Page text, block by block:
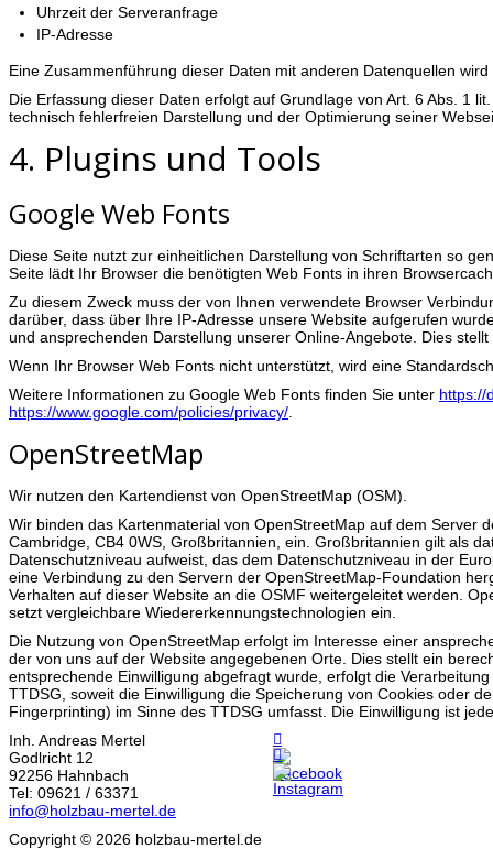
Uhrzeit der Serveranfrage
IP-Adresse
Eine Zusammenführung dieser Daten mit anderen Datenquellen
Die Erfassung dieser Daten erfolgt auf Grundlage von Art. 6 Abs. 1
technisch fehlerfreien Darstellung und der Optimierung seiner
4. Plugins und Tools
Google Web Fonts
Diese Seite nutzt zur einheitlichen Darstellung von Schriftarten so
Seite lädt Ihr Browser die benötigten Web Fonts in ihren
Zu diesem Zweck muss der von Ihnen verwendete Browser
darüber, dass über Ihre IP-Adresse unsere Website aufgerufen
und ansprechenden Darstellung unserer Online-Angebote. Dies
Wenn Ihr Browser Web Fonts nicht unterstützt, wird eine
Weitere Informationen zu Google Web Fonts finden Sie unter https://
https://www.google.com/policies/privacy/
OpenStreetMap
Wir nutzen den Kartendienst von OpenStreetMap (OSM).
Wir binden das Kartenmaterial von OpenStreetMap auf dem Server
Cambridge, CB4 0WS, Großbritannien, ein. Großbritannien gilt als
Datenschutzniveau aufweist, das dem Datenschutzniveau in der
eine Verbindung zu den Servern der OpenStreetMap-Foundation
Verhalten auf dieser Website an die OSMF weitergeleitet werden.
setzt vergleichbare Wiedererkennungstechnologien ein.
Die Nutzung von OpenStreetMap erfolgt im Interesse einer
der von uns auf der Website angegebenen Orte. Dies stellt ein
entsprechende Einwilligung abgefragt wurde, erfolgt die
TTDSG, soweit die Einwilligung die Speicherung von Cookies oder
Fingerprinting) im Sinne des TTDSG umfasst. Die Einwilligung ist
Inh. Andreas Mertel
Godlricht 12
92256 Hahnbach
Tel: 09621 / 63371
info@holzbau-mertel.de
Copyright © 2026 holzbau-mertel.de